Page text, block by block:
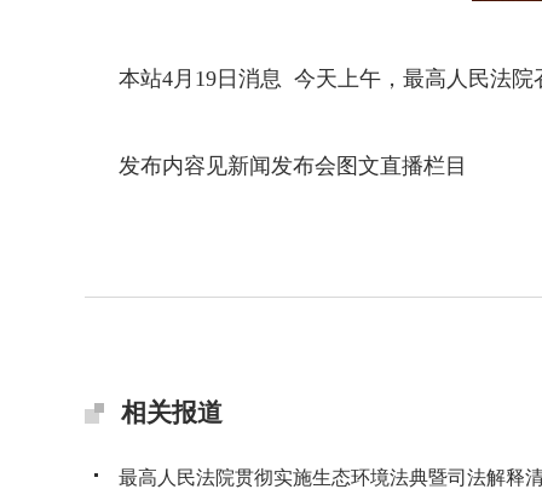
本站4月19日消息 今天上午，最高人民法院
发布内容见新闻发布会图文直播栏目
相关报道
最高人民法院贯彻实施生态环境法典暨司法解释